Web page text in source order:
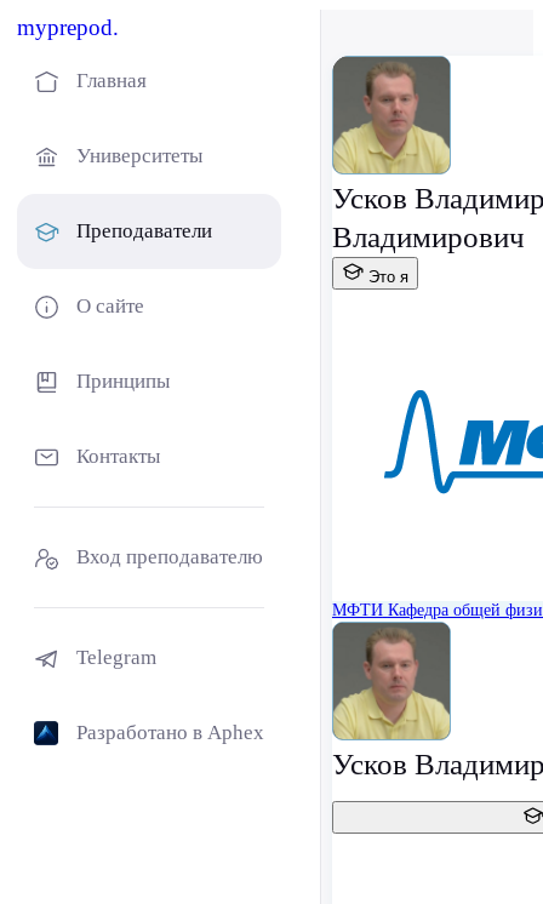
myprepod.
Главная
Университеты
Преподаватели
О сайте
Принципы
Контакты
Вход преподавателю
Telegram
Разработано в Aphex
Усков
Владимирович
Это я
МФТИ Кафедра общей
Усков